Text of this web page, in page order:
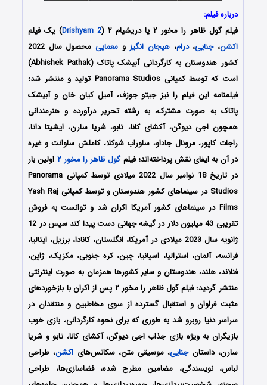
درباره فیلم:
فیلم گول ظاهر را مخور ۲ یا دریشیام ۲ (
Drishyam 2) یک فیلم
اکشن،جنایی،درام،هیجان انگیز و معمایی
محصول سال 2022
کشور هندوستان به کارگردانی آبیشک پاتاک (Abhishek Pathak)
است که توسط کمپانی‌ Panorama Studios تولید و منتشر شد؛
فیلمنامه این فیلم را نیز جیتو جوزف، آمیل کیان خان و آبیشک
پاتاک به صورت مشترک، به رشته تحریر درآورده و هنرمندانی
همچون اجی دیوگن، آکشای کانا، تابو، شریا سارن، ایشیتا داتا،
راجات کاپور، مرونال جاداو، ساوراب شوکلا، کاملش ساوانت و غیره
در آن به ایفای نقش پرداخته‌اند؛ فیلم گول ظاهر را مخور ۲ اولین بار
در تاریخ 18 نوامبر سال 2022 میلادی توسط کمپانی Panorama
Studios در سینماهای کشور هندوستان و توسط کمپانی Yash Raj
Films در سینماهای کشور آمریکا اکران شد و توانست به فروش
تقریبی 43 میلیون دلار در گیشه جهانی دست پیدا کند سپس در 12
ژانویه سال 2023 میلادی در آمریکا، انگلستان، کانادا، برزیل، ایتالیا،
فرانسه، آلمان، استرالیا، اسپانیا، چین، کره جنوبی، مکزیک، ژاپن،
فنلاند، هلند، هندوستان و سایر کشورها همزمان به صورت اینترنتی
منتشر گردید؛ فیلم گول ظاهر را مخور ۲ پس از اکران با بازخوردهای
مثبت فراوان و استقبال گسترده از سوی مخاطبین و منتقدان در
سراسر دنیا روبرو شد به طوری که برای نحوه کارگردانی، بازی خوب
بازیگران به ویژه بازی جذاب اجی دیوگن، آکشای کانا، تابو و شریا
سارن، داستانجنایی، موسیقی متن، سکانس‌های اکشن، طراحی
لباس، نویسندگی، مضامین مطرح شده، فضاسازی‌ها، طراحی